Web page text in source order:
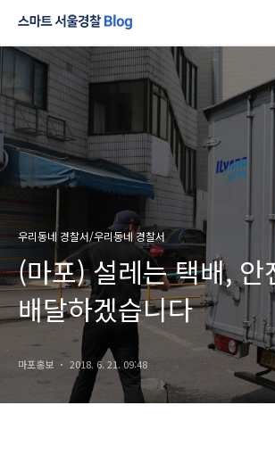
우리동네 경찰서/우리동네 경찰서
(마포) 설레는 택배, 안
배달하겠습니다
마포홍보 2018. 6. 21. 09:48